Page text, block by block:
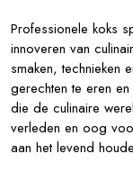
Professionele koks
innoveren van
smaken, technieken
gerechten te eren
die de culinaire
verleden en oog
aan het levend